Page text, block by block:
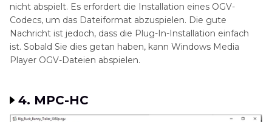
nicht abspielt. Es erfordert die Installation eines OGV-
Codecs, um das Dateiformat abzuspielen. Die gute
Nachricht ist jedoch, dass die Plug-In-Installation einfach
ist. Sobald Sie dies getan haben, kann Windows Media
Player OGV-Dateien abspielen.
4. MPC-HC